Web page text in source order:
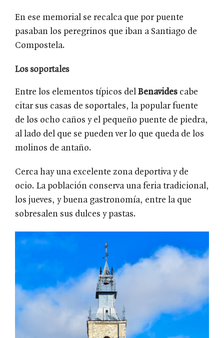
En ese memorial se recalca que por puente
pasaban los peregrinos que iban a Santiago de
Compostela.
Los soportales
Entre los elementos típicos del Benavides cabe
citar sus casas de soportales, la popular fuente
de los ocho caños y el pequeño puente de piedra,
al lado del que se pueden ver lo que queda de los
molinos de antaño.
Cerca hay una excelente zona deportiva y de
ocio. La población conserva una feria tradicional,
los jueves, y buena gastronomía, entre la que
sobresalen sus dulces y pastas.